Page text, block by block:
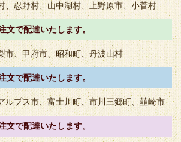
、忍野村、山中湖村、上野原市、小菅村
文で配達いたします。
市、甲府市、昭和町、丹波山村
文で配達いたします。
ルプス市、富士川町、市川三郷町、韮崎市
文で配達いたします。